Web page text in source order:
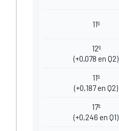
11º
12º
(+0,078 en Q2)
11º
(+0,187 en Q2)
17º
(+0,246 en Q1)